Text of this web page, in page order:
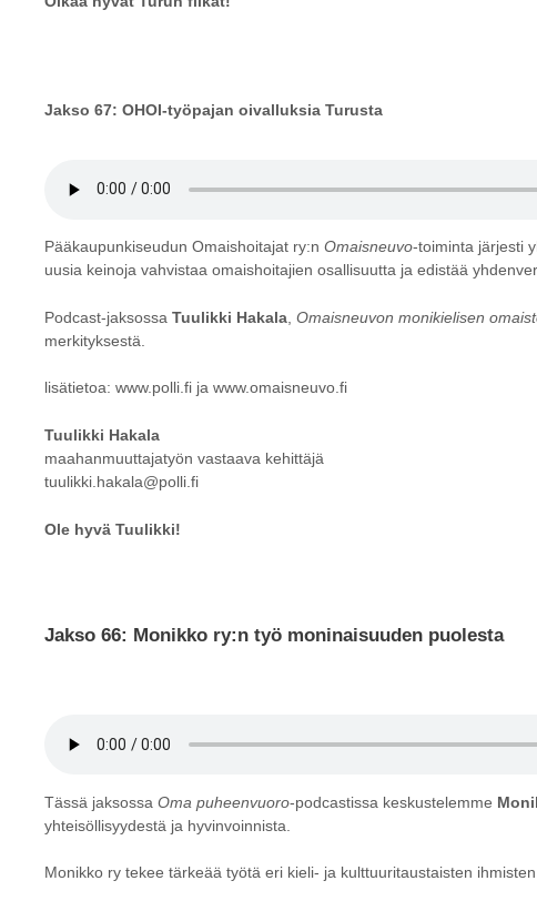
Jakso 67: OHOI-työpajan oivalluksia Turusta
Pääkaupunkiseudun Omaishoitajat ry:n Omaisneuvo-toiminta järjesti
uusia keinoja vahvistaa omaishoitajien osallisuutta ja edistää
Podcast-jaksossa Tuulikki Hakala Omaisneuvon monikielisen
merkityksestä.
lisätietoa: www.polli.fi ja www.omaisneuvo.fi
Tuulikki Hakala
maahanmuuttajatyön vastaava kehittäjä
tuulikki.hakala@polli.fi
Ole hyvä Tuulikki!
Jakso 66: Monikko ry:n työ moninaisuuden puolesta
Tässä jaksossa Oma puheenvuoro-podcastissa keskustelemme
yhteisöllisyydestä ja hyvinvoinnista.
Monikko ry tekee tärkeää työtä eri kieli- ja kulttuuritaustaisten